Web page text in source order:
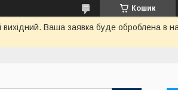
Кошик
вихідний. Ваша заявка буде оброблена в